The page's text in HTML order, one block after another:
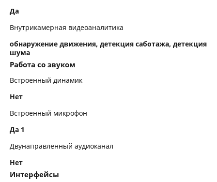
Да
Внутрикамерная видеоаналитика
обнаружение движения, детекция саботажа, детекция
шума
Работа со звуком
Встроенный динамик
Нет
Встроенный микрофон
Да 1
Двунаправленный аудиоканал
Нет
Интерфейсы